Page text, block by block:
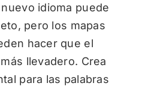
idioma puede
pero los mapas
hacer que el
llevadero. Crea
para las palabras